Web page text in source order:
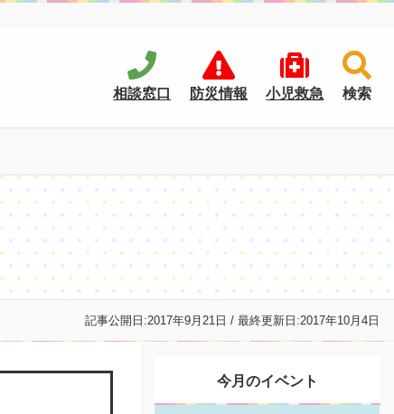
相談窓口
防災情報 小児救急 検索
記事公開日:2017年9月21日 / 最終更新日:2017年10月4日
今月のイベント